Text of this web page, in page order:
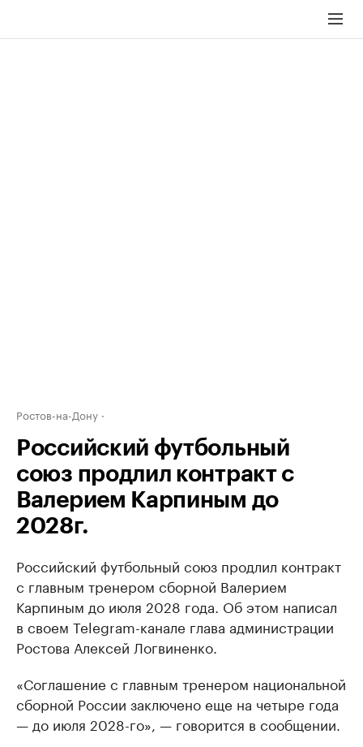
Ростов-на-Дону
Российский футбольный
союз продлил контракт с
Валерием Карпиным до
2028г.
Российский футбольный союз продлил контракт
с главным тренером сборной Валерием
Карпиным до июля 2028 года. Об этом написал
в своем Telegram-канале глава администрации
Ростова Алексей Логвиненко.
«Соглашение с главным тренером национальной
сборной России заключено еще на четыре года
— до июля 2028-го», — говорится в сообщении.